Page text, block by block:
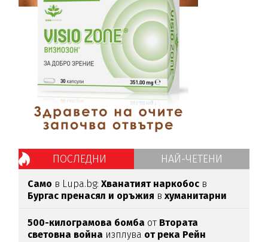
ПОСЛЕДНИ НАЙ-ЧЕТЕНИ
Само в Lupa.bg:Хванатият наркобос в
Бургас пренасял и оръжия вхуманитарни
500-килограмова бомба от Втората
световна война изплува от река Рейн